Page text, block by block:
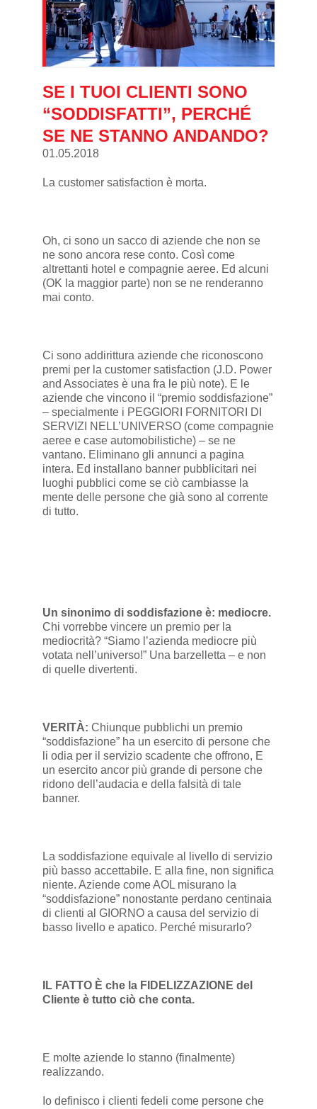
SE I TUOI CLIENTI SONO
“SODDISFATTI”, PERCHÉ
SE NE STANNO ANDANDO?
01.05.2018
La customer satisfaction è morta.
Oh, ci sono un sacco di aziende che non se
ne sono ancora rese conto. Così come
altrettanti hotel e compagnie aeree. Ed alcuni
(OK la maggior parte) non se ne renderanno
mai conto.
Ci sono addirittura aziende che riconoscono
premi per la customer satisfaction (J.D. Power
and Associates è una fra le più note). E le
aziende che vincono il “premio soddisfazione”
– specialmente i PEGGIORI FORNITORI DI
SERVIZI NELL’UNIVERSO (come compagnie
aeree e case automobilistiche) – se ne
vantano. Eliminano gli annunci a pagina
intera. Ed installano banner pubblicitari nei
luoghi pubblici come se ciò cambiasse la
mente delle persone che già sono al corrente
di tutto.
Un sinonimo di soddisfazione è: mediocre.
Chi vorrebbe vincere un premio per la
mediocrità? “Siamo l’azienda mediocre più
votata nell’universo!” Una barzelletta – e non
di quelle divertenti.
VERITÀ: Chiunque pubblichi un premio
“soddisfazione” ha un esercito di persone che
li odia per il servizio scadente che offrono, E
un esercito ancor più grande di persone che
ridono dell’audacia e della falsità di tale
banner.
La soddisfazione equivale al livello di servizio
più basso accettabile. E alla fine, non significa
niente. Aziende come AOL misurano la
“soddisfazione” nonostante perdano centinaia
di clienti al GIORNO a causa del servizio di
basso livello e apatico. Perché misurarlo?
IL FATTO È che la FIDELIZZAZIONE del
Cliente è tutto ciò che conta.
E molte aziende lo stanno (finalmente)
realizzando.
Io definisco i clienti fedeli come persone che